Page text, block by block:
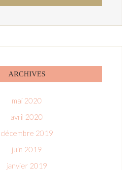
ARCHIVES
mai 2020
avril 2020
décembre 2019
juin 2019
janvier 2019